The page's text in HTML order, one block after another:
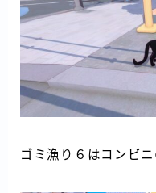
ゴミ漁り６はコンビ